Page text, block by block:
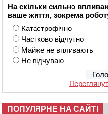
На скільки сильно
ваше життя, зокрема
Катастрофічно
Частково відчутно
Майже не впливають
Не відчуваю
ПОПУЛЯРНЕ НА САЙТІ